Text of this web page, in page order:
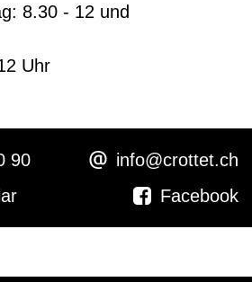
8.30 - 12 und
Uhr
90
info@crottet.ch
Facebook